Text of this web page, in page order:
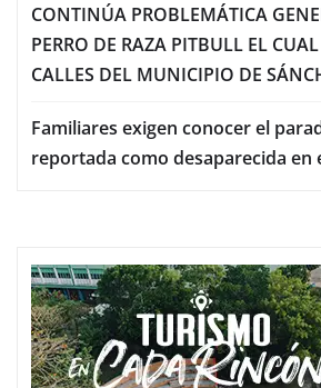
CONTINÚA PROBLEMÁTICA
PERRO DE RAZA PITBULL EL
CALLES DEL MUNICIPIO DE
Familiares exigen conocer el
reportada como desaparecida en